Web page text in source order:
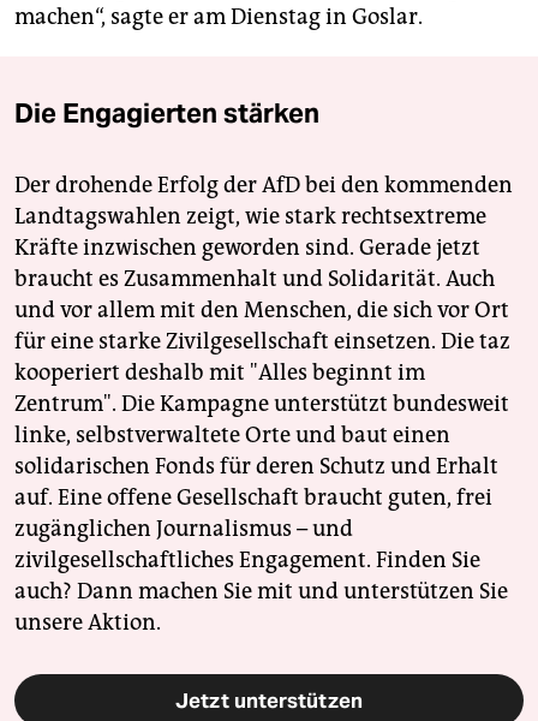
machen“, sagte er am Dienstag in Goslar.
Die Engagierten stärken
Der drohende Erfolg der AfD bei den kommenden
Landtagswahlen zeigt, wie stark rechtsextreme
Kräfte inzwischen geworden sind. Gerade jetzt
braucht es Zusammenhalt und Solidarität. Auch
und vor allem mit den Menschen, die sich vor Ort
für eine starke Zivilgesellschaft einsetzen. Die taz
kooperiert deshalb mit "Alles beginnt im
Zentrum". Die Kampagne unterstützt bundesweit
linke, selbstverwaltete Orte und baut einen
solidarischen Fonds für deren Schutz und Erhalt
auf. Eine offene Gesellschaft braucht guten, frei
zugänglichen Journalismus – und
zivilgesellschaftliches Engagement. Finden Sie
auch? Dann machen Sie mit und unterstützen Sie
unsere Aktion.
Jetzt unterstützen